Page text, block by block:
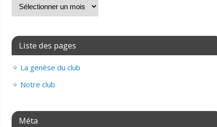
Liste des pages
La genèse du club
Notre club
Méta